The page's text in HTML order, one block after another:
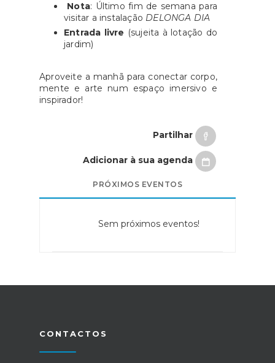
Nota: Último fim de semana para
visitar a instalação DELONGA DIA
Entrada livre (sujeita à lotação do
jardim)
Aproveite a manhã para conectar corpo,
mente e arte num espaço imersivo e
inspirador!
Partilhar
Adicionar à sua agenda
PRÓXIMOS EVENTOS
Sem próximos eventos!
CONTACTOS